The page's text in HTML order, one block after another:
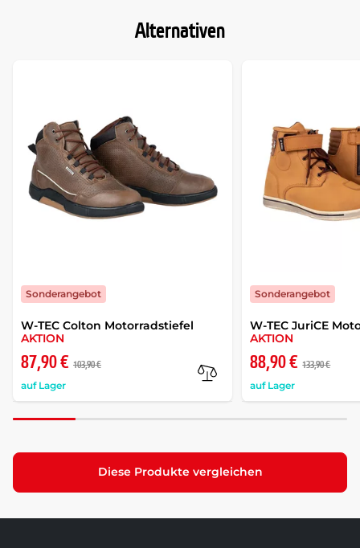
Alternativen
W-TEC Colton Motorradstiefel
AKTION
87,90 € 103,90 €
auf Lager
Sonderangebot
W-TEC JuriCE
AKTION
88,90 € 133,90 €
auf Lager
Sonderangebot
Diese Produkte vergleichen